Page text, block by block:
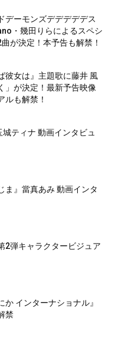
デーモンズデデデデデス
・幾田りらによるスペシ
が決定！本予告も解禁！
彼女は』主題歌に藤井 風
」が決定！最新予告映像
ルも解禁！
城ティナ 動画インタビュ
ま』當真あみ 動画インタ
2弾キャラクタービジュア
か インターナショナル』
禁